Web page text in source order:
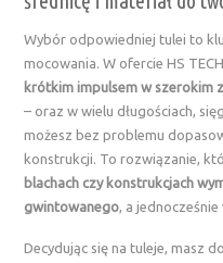
Wybór odpowiedniej tulei to
mocowania. W ofercie HS
krótkim impulsem w szerokim
– oraz w wielu długościach,
możesz bez problemu
konstrukcji. To rozwiązanie,
blachach czy konstrukcjach
gwintowanego, a
Decydując się na tuleje, masz